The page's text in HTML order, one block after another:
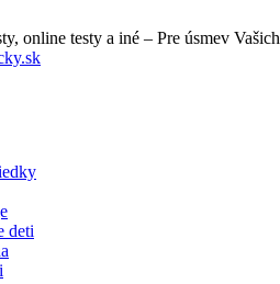
online testy a iné – Pre úsmev
deti